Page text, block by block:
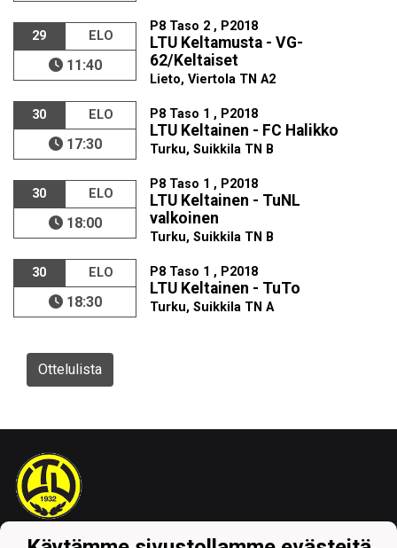
29 ELO
11:40
P8 Taso 2 , P2018
LTU Keltamusta - VG-
62/Keltaiset
Lieto, Viertola TN A2
30 ELO
17:30
P8 Taso 1 , P2018
LTU Keltainen - FC Halikko
Turku, Suikkila TN B
30 ELO
18:00
P8 Taso 1 , P2018
LTU Keltainen - TuNL
valkoinen
Turku, Suikkila TN B
30 ELO
18:30
P8 Taso 1 , P2018
LTU Keltainen - TuTo
Turku, Suikkila TN A
Ottelulista